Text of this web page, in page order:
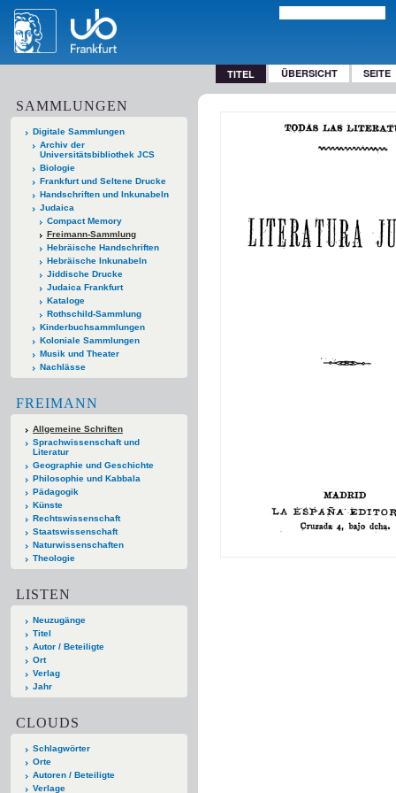
TITEL ÜBERSICHT SEITE
SAMMLUNGEN
Digitale Sammlungen
Archiv der
Universitätsbibliothek JCS
Biologie
Frankfurt und Seltene Drucke
Handschriften und Inkunabeln
Judaica
Compact Memory
Freimann-Sammlung
Hebräische Handschriften
Hebräische Inkunabeln
Jiddische Drucke
Judaica Frankfurt
Kataloge
Rothschild-Sammlung
Kinderbuchsammlungen
Koloniale Sammlungen
Musik und Theater
Nachlässe
FREIMANN
Allgemeine Schriften
Sprachwissenschaft und
Literatur
Geographie und Geschichte
Philosophie und Kabbala
Pädagogik
Künste
Rechtswissenschaft
Staatswissenschaft
Naturwissenschaften
Theologie
LISTEN
Neuzugänge
Titel
Autor / Beteiligte
Ort
Verlag
Jahr
CLOUDS
Schlagwörter
Orte
Autoren / Beteiligte
Verlage